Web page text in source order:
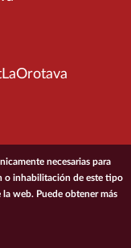
La Orotava
DE PRIVACIDAD
necesarias para
o inhabilitación de este tipo
web. Puede obtener más